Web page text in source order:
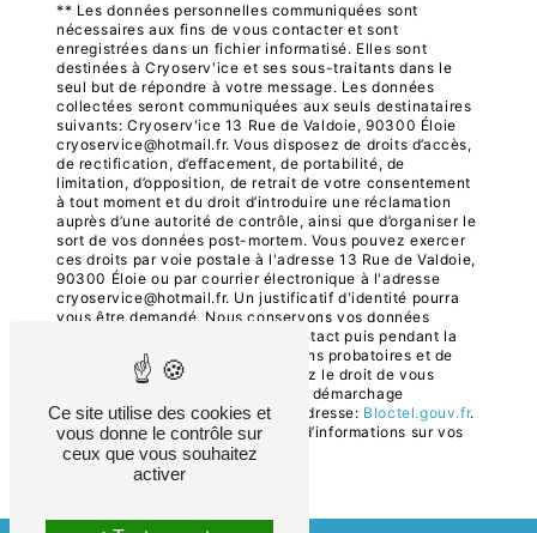
** Les données personnelles communiquées sont
nécessaires aux fins de vous contacter et sont
enregistrées dans un fichier informatisé. Elles sont
destinées à Cryoserv'ice et ses sous-traitants dans le
seul but de répondre à votre message. Les données
collectées seront communiquées aux seuls destinataires
suivants: Cryoserv'ice 13 Rue de Valdoie, 90300 Éloie
cryoservice@hotmail.fr. Vous disposez de droits d’accès,
de rectification, d’effacement, de portabilité, de
limitation, d’opposition, de retrait de votre consentement
à tout moment et du droit d’introduire une réclamation
auprès d’une autorité de contrôle, ainsi que d’organiser le
sort de vos données post-mortem. Vous pouvez exercer
ces droits par voie postale à l'adresse 13 Rue de Valdoie,
90300 Éloie ou par courrier électronique à l'adresse
cryoservice@hotmail.fr. Un justificatif d'identité pourra
vous être demandé. Nous conservons vos données
pendant la période de prise de contact puis pendant la
durée de prescription légale aux fins probatoires et de
gestion des contentieux. Vous avez le droit de vous
inscrire sur la liste d'opposition au démarchage
téléphonique, disponible à cette adresse: Bloctel.gouv.fr.
Consultez le site cnil.fr pour plus d’informations sur vos
droits.
Ce site utilise des cookies et
vous donne le contrôle sur
ceux que vous souhaitez
activer